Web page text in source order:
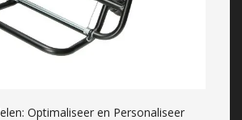
Optimaliseer en Personaliseer